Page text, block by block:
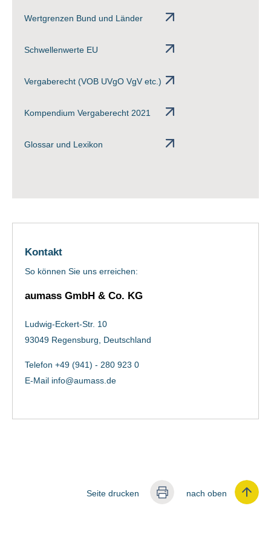
Wertgrenzen Bund und Länder
Schwellenwerte EU
Vergaberecht (VOB UVgO VgV etc.)
Kompendium Vergaberecht 2021
Glossar und Lexikon
Kontakt
So können Sie uns erreichen:
aumass GmbH & Co. KG
Ludwig-Eckert-Str. 10
93049 Regensburg, Deutschland
Telefon +49 (941) - 280 923 0
E-Mail info@aumass.de
nach oben
Seite drucken